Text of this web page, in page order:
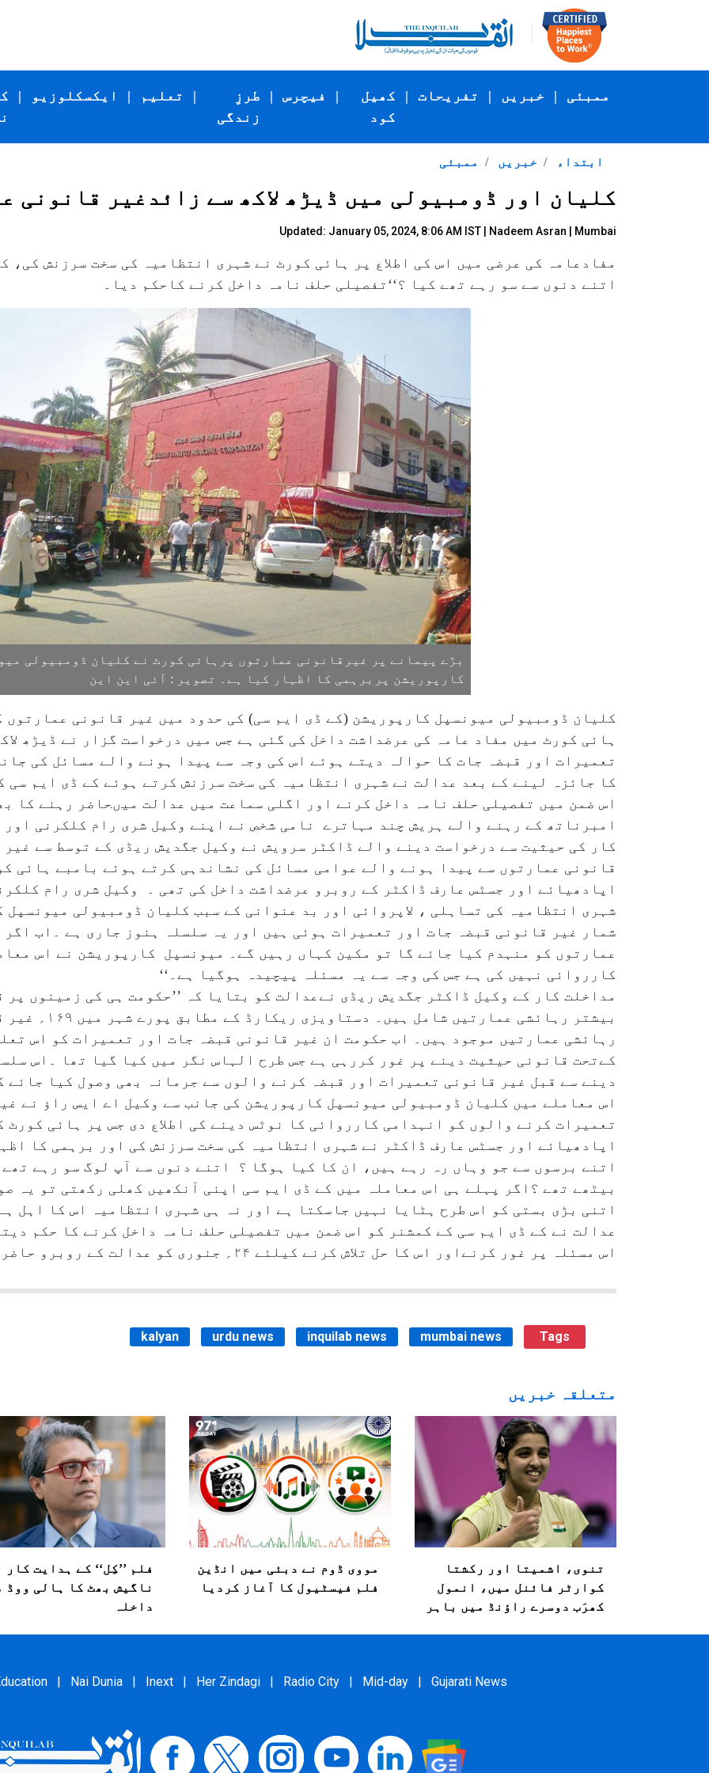
| ایکسکلوزیو | تعلیم |
طرزِ
زندگی
| فیچرس |
کھیل
کود
| تفریحات | خبریں | ممبئی
ممبئی خبریں ابتداء
کلیان اور ڈومبیولی میں ڈیڑھ لاکھ سے زائدغیر قانونی
Updated: January 05, 2024, 8:06 AM IST | Nadeem Asran | Mumbai
مفادعامہ کی عرضی میں اس کی اطلاع پر ہائی کورٹ نے شہری انتظامیہ کی سخت سرزنش کی،
اتنے دنوں سے سو رہے تھے کیا ؟‘‘تفصیلی حلف نامہ داخل کرنے کاحکم دیا۔
بڑے پیمانے پر غیرقانونی عمارتوں پرہائی کورٹ نے کلیان ڈومبیولی
کارپوریشن پربرہمی کا اظہار کیا ہے۔ تصویر : آئی این این
کلیان ڈومبیولی میونسپل کارپوریشن (کے ڈی ایم سی) کی حدود میں غیر قانونی عمارتوں
ہائی کورٹ میں مفاد عامہ کی عرضداشت داخل کی گئی ہے جس میں درخواست گزار نے ڈیڑھ
تعمیرات اور قبضہ جات کا حوالہ دیتے ہوئے اس کی وجہ سے پیدا ہونے والے مسائل کی
کا جائزہ لینے کے بعد عدالت نے شہری انتظامیہ کی سخت سرزنش کرتے ہوئے کے ڈی ایم
اس ضمن میں تفصیلی حلف نامہ داخل کرنے اور اگلی سماعت میں عدالت میںحاضر رہنے کا
امبرناتھ کے رہنے والے ہریش چند مہاترے نامی شخص نے اپنے وکیل شری رام کلکرنی
کار کی حیثیت سے درخواست دینے والے ڈاکٹر سرویش نے وکیل جگدیش ریڈی کے توسط سے
قانونی عمارتوں سے پیدا ہونے والے عوامی مسائل کی نشاندہی کرتے ہوئے بامبے ہائی
اپادھیائے اور جسٹس عارف ڈاکٹر کے روبرو عرضداشت داخل کی تھی ۔ وکیل شری رام
شہری انتظامیہ کی تساہلی ، لاپروائی اور بد عنوانی کے سبب کلیان ڈومبیولی
شمار غیر قانونی قبضہ جات اور تعمیرات ہوئی ہیں اور یہ سلسلہ ہنوز جاری ہے ۔اب
عمارتوں کو منہدم کیا جائے گا تو مکین کہاں رہیں گے۔ میونسپل کارپوریشن نے اس
کارروائی نہیں کی ہے جس کی وجہ سے یہ مسئلہ پیچیدہ ہوگیا ہے۔‘‘
مداخلت کار کے وکیل ڈاکٹر جگدیش ریڈی نےعدالت کو بتایا کہ ’’حکومت ہی کی زمینوں
بیشتر رہائشی
رہائشی عمارتیں موجود ہیں۔ اب حکومت ان غیر قانونی قبضہ جات اور تعمیرات کو اس
کےتحت قانونی حیثیت دینے پر غور کررہی ہے جس طرح الہاس نگر میں کیا گیا تھا ۔اس
دینے سے قبل غیر قانونی تعمیرات اور قبضہ کرنے والوں سے جرمانہ بھی وصول کیا جائے
اس معاملے میں کلیان ڈومبیولی میونسپل کارپوریشن کی جانب سے وکیل اے ایس راؤ نے
تعمیرات کرنے والوں کو انہدامی کارروائی کا نوٹس دینے کی اطلاع دی جس پر ہائی کورٹ
اپادھیائے اور جسٹس عارف ڈاکٹر نے شہری انتظامیہ کی سخت سرزنش کی اور برہمی کا
اتنے برسوں سے جو وہاں رہ رہے ہیں، ان کا کیا ہوگا ؟ اتنے دنوں سے آپ لوگ سو رہے
بیٹھے تھے ؟اگر پہلے ہی اس معاملہ میں کے ڈی ایم سی اپنی آنکھیں کھلی رکھتی تو یہ
اتنی بڑی بستی کو اس طرح ہٹایا نہیں جاسکتا ہے اور نہ ہی شہری انتظامیہ اس کا اہل
عدالت نے کے ڈی ایم سی کے کمشنر کو اس ضمن میں تفصیلی حلف نامہ داخل کرنے کا حکم
اس مسئلہ پر غور کرنےاور اس کا حل تلاش کرنے کیلئے ۲۴؍ جنوری کو عدالت کے روبرو حاضر رہنے کا بھی حکم دیا۔
kalyan urdu news inquilab news mumbai news Tags
متعلقہ خبریں
تنوی، اشمیتا اور رکشتا
کوارٹر فائنل میں، انمول
کھرَب دوسرے راؤنڈ میں باہر
مووی ڈوم نے دبئی میں انڈین
فلم فیسٹیول کا آغاز کردیا
فلم ’’کِل‘‘ کے ہدایت کار
ناگیش بھٹ کا ہالی ووڈ
داخلہ
| Nai Dunia | Inext | Her Zindagi | Radio City | Mid-day | Gujarati News